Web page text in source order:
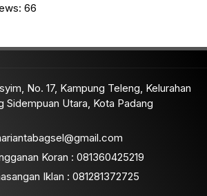
66
No. 17, Kampung Teleng, Kelurahan
Sidempuan Utara, Kota Padang
Koran : 081360425219
Iklan : 081281372725